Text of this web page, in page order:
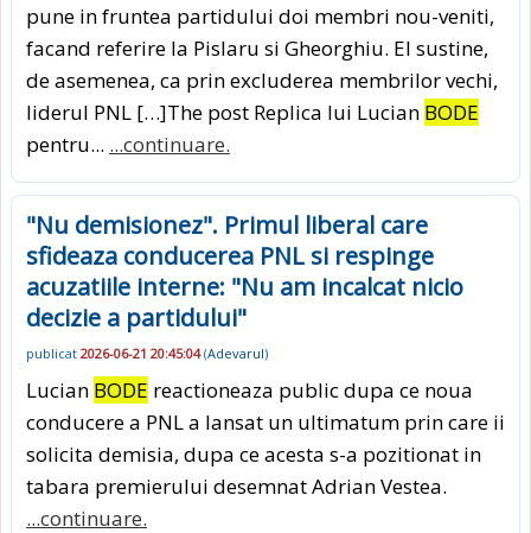
pune in fruntea partidului doi membri nou-veniti,
facand referire la Pislaru si Gheorghiu. El sustine,
de asemenea, ca prin excluderea membrilor vechi,
liderul PNL […]The post Replica lui Lucian BODE
pentru... ...continuare.
"Nu demisionez". Primul liberal care
sfideaza conducerea PNL si respinge
acuzatiile interne: "Nu am incalcat nicio
decizie a partidului"
publicat 2026-06-21 20:45:04(Adevarul)
Lucian BODE reactioneaza public dupa ce noua
conducere a PNL a lansat un ultimatum prin care ii
solicita demisia, dupa ce acesta s-a pozitionat in
tabara premierului desemnat Adrian Vestea.
...continuare.